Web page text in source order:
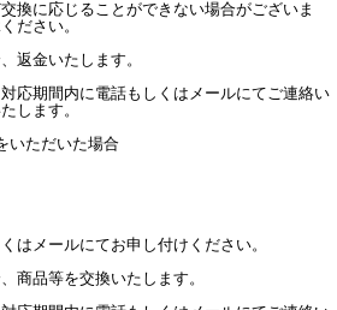
換に応じることができない場合がございま
ださい。
返金いたします。
応期間内に電話もしくはメールにてご連絡い
します。
いただいた場合
はメールにてお申し付けください。
商品等を交換いたします。